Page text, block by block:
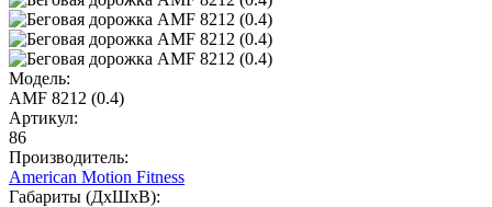
Модель:
AMF 8212 (0.4)
Артикул:
86
Производитель:
American Motion Fitness
Габариты (ДхШхВ):